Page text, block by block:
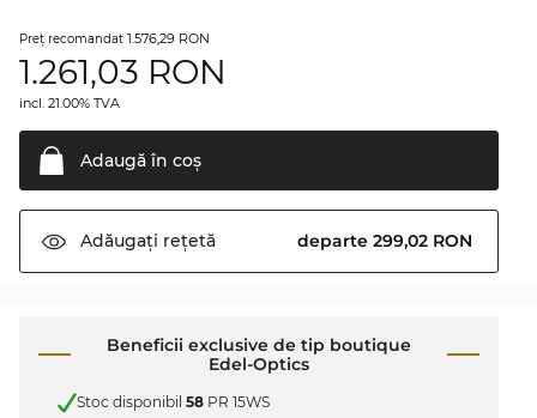
Preţ recomandat 1.576,29 RON
1.261,03 RON
incl. 21.00% TVA
Adaugă în coş
Adăugați rețetă departe 299,02 RON
Beneficii exclusive de tip boutique
Edel-Optics
Stoc disponibil 58 PR 15WS